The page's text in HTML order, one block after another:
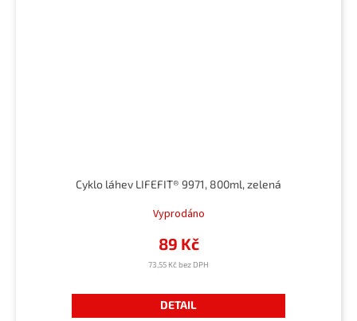
Cyklo láhev LIFEFIT® 9971, 800ml, zelená
Vyprodáno
73,55 Kč bez DPH
89 Kč
DETAIL